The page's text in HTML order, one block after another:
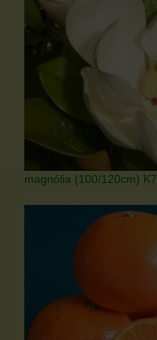
magnólia (100/120cm) K7